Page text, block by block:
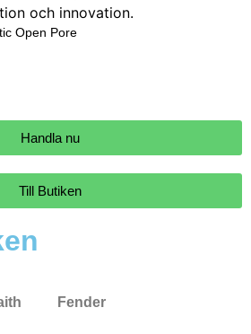
Open Pore
Handla nu
Till Butiken
Fender